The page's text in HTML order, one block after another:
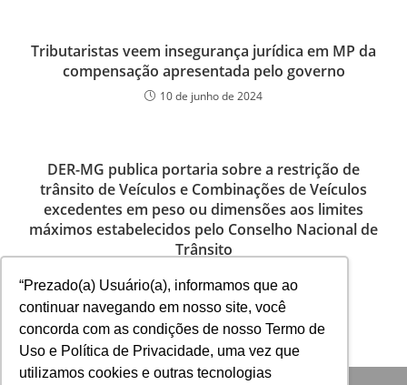
“Prezado(a) Usuário(a), informamos que ao
continuar navegando em nosso site, você
concorda com as condições de nosso Termo de
Uso e Política de Privacidade, uma vez que
utilizamos cookies e outras tecnologias
Tributaristas veem insegurança jurídica em MP da
compensação apresentada pelo governo
10 de junho de 2024
DER-MG publica portaria sobre a restrição de
trânsito de Veículos e Combinações de Veículos
excedentes em peso ou dimensões aos limites
máximos estabelecidos pelo Conselho Nacional de
Trânsito